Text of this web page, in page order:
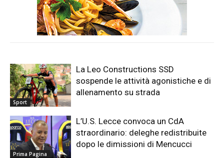
Sport
La Leo Constructions SSD
sospende le attività agonistiche e di
allenamento su strada
Prima Pagina
L’U.S. Lecce convoca un CdA
straordinario: deleghe redistribuite
dopo le dimissioni di Mencucci